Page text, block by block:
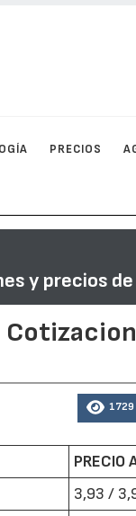
PRECIOS
y precios
1729
PRECIO
3,93 /